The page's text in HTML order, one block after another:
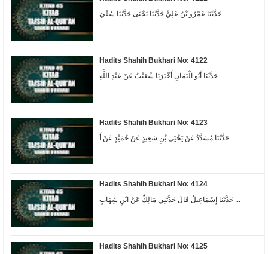
حَدَّثَنَا عَمْرُو بْنُ عَلِيٍّ حَدَّثَنَا يَحْيَى حَدَّثَنَا سُفْيَ...
Hadits Shahih Bukhari No: 4122
Hadits Shahih Bukhari No: 4123
Hadits Shahih Bukhari No: 4124
حَدَّثَنَا إِسْمَاعِيلُ قَالَ حَدَّثَنِي مَالِكٌ عَنْ ابْنِ شِهَابٍ ...
Hadits Shahih Bukhari No: 4125